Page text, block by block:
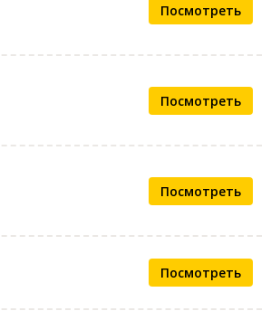
Посмотреть
Посмотреть
Посмотреть
Посмотреть